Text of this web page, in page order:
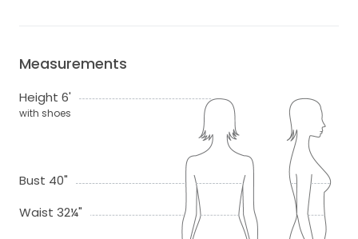
Measurements
Height 6'
with shoes
Bust 40"
Waist 32¼"